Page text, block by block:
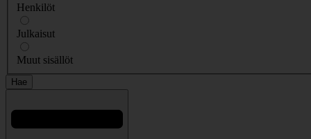
Henkilöt
Julkaisut
Muut sisällöt